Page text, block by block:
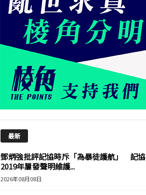
最新
鄧炳強批評記協時斥「為暴徒護航」 記協
2019年屢發聲明維護...
2026年08月08日